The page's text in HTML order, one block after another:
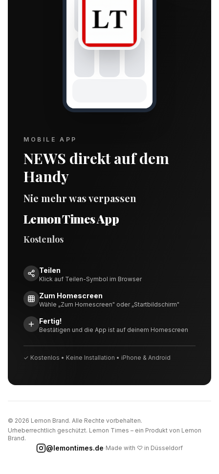
MOBILE APP
NEWS direkt auf dem
Handy
Nie mehr was verpassen
Lemon Times App
Kostenlos
Teilen
Klick auf Teilen-Symbol im Browser
Zum Homescreen
Wähle „Zum Homescreen" oder „Startbildschirm"
Fertig!
Bestätigen und die App ist auf deinem Homescreen
✓ Kostenlos • Keine Installation • iPhone & Android
© 2026 Lemon Brand. Alle Rechte vorbehalten.
Urheberrechtlich geschützt. Lemon Times – ein Produkt von Lemon
Brand.
@lemontimes.de·Made with ♡ in Düsseldorf